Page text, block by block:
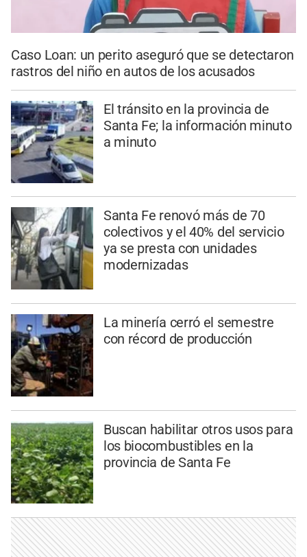
Caso Loan: un perito aseguró que se detectaron
rastros del niño en autos de los acusados
El tránsito en la provincia de
Santa Fe; la información minuto
a minuto
Santa Fe renovó más de 70
colectivos y el 40% del servicio
ya se presta con unidades
modernizadas
La minería cerró el semestre
con récord de producción
Buscan habilitar otros usos para
los biocombustibles en la
provincia de Santa Fe